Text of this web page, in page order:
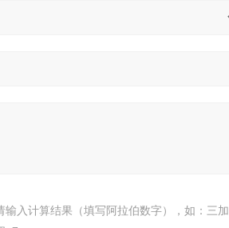
输入计算结果（填写阿拉伯数字），如：三加